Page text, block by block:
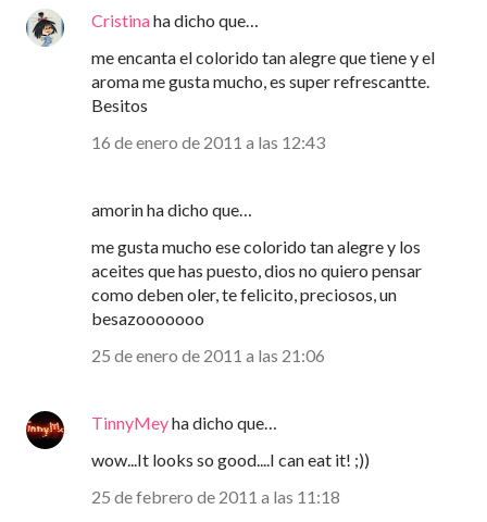
Cristinaha dicho que…
me encanta el colorido tan alegre que tiene y el
aroma me gusta mucho, es super refrescantte.
Besitos
16 de enero de 2011 a las 12:43
amorin ha dicho que…
me gusta mucho ese colorido tan alegre y los
aceites que has puesto, dios no quiero pensar
como deben oler, te felicito, preciosos, un
besazooooooo
25 de enero de 2011 a las 21:06
TinnyMeyha dicho que…
wow...It looks so good....I can eat it! ;))
25 de febrero de 2011 a las 11:18